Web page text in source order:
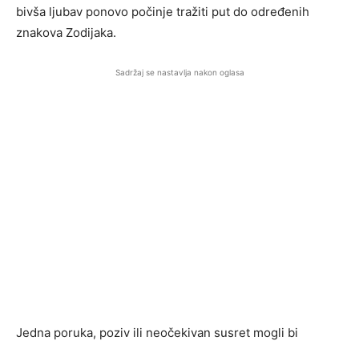
bivša ljubav ponovo počinje tražiti put do određenih
znakova Zodijaka.
Sadržaj se nastavlja nakon oglasa
Jedna poruka, poziv ili neočekivan susret mogli bi